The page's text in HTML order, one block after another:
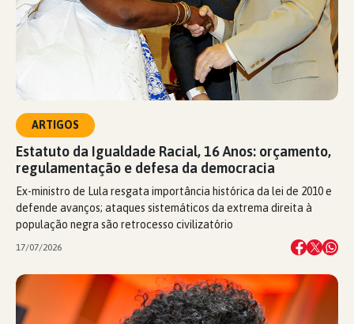
ARTIGOS
Estatuto da Igualdade Racial, 16 Anos: orçamento,
regulamentação e defesa da democracia
Ex-ministro de Lula resgata importância histórica da lei de 2010 e
defende avanços; ataques sistemáticos da extrema direita à
população negra são retrocesso civilizatório
17/07/2026